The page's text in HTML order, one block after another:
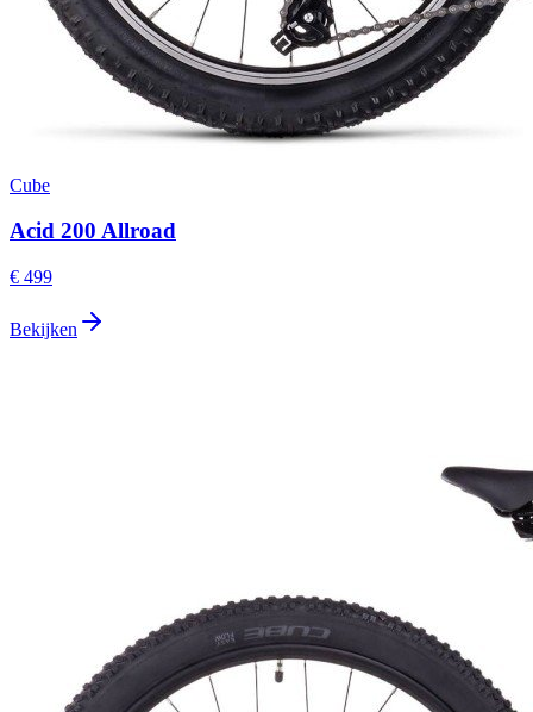
Cube
Acid 200 Allroad
€ 499
Bekijken